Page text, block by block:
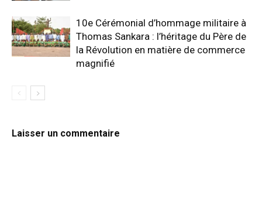
10e Cérémonial d’hommage militaire à
Thomas Sankara : l’héritage du Père de
la Révolution en matière de commerce
magnifié
Laisser un commentaire